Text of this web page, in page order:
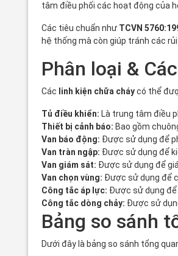
tâm điều phối các hoạt động của
Các tiêu chuẩn như TCVN
hệ thống mà còn giúp tránh các rủi
Phân loại &
Các linh kiện chữa cháycó thể
Tủ điều khiển: Là trung tâm điều
Thiết bị cảnh báo: Bao gồm
Van báo động: Được sử dụng để
Van tràn ngập: Được sử dụng để
Van giám sát: Được sử dụng để
Van chọn vùng: Được sử dụng để
Công tắc áp lực: Được sử dụng để
Công tắc dòng chảy: Được sử
Bảng so sánh
Dưới đây là bảng so sánh tổng